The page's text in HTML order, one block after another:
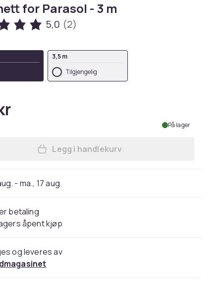
for Parasol - 3 m
5,0 (2)
3,5 m
Tilgjengelig
På lager
Legg Myggnett for Parasol - 3 m i
Legg i handlekurv
- ma., 17 aug.
betaling
åpent kjøp
og leveres av